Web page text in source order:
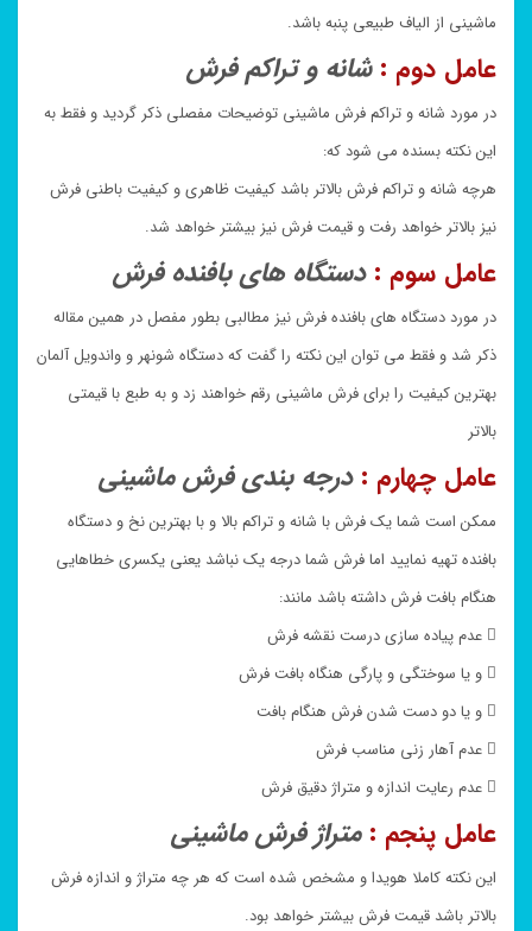
ماشینی از الیاف طبیعی پنبه باشد.
عامل دوم : شانه و تراکم فرش
در مورد شانه و تراکم فرش ماشینی توضیحات مفصلی ذکر گردید و فقط به
این نکته بسنده می شود که:
هرچه شانه و تراکم فرش بالاتر باشد کیفیت ظاهری و کیفیت باطنی فرش
نیز بالاتر خواهد رفت و قیمت فرش نیز بیشتر خواهد شد.
عامل سوم : دستگاه های بافنده فرش
در مورد دستگاه های بافنده فرش نیز مطالبی بطور مفصل در همین مقاله
ذکر شد و فقط می توان این نکته را گفت که دستگاه شونهر و واندویل آلمان
بهترین کیفیت را برای فرش ماشینی رقم خواهند زد و به طبع با قیمتی
بالاتر
عامل چهارم : درجه بندی فرش ماشینی
ممکن است شما یک فرش با شانه و تراکم بالا و با بهترین نخ و دستگاه
بافنده تهیه نمایید اما فرش شما درجه یک نباشد یعنی یکسری خطاهایی
هنگام بافت فرش داشته باشد مانند:
 عدم پیاده سازی درست نقشه فرش
 و یا سوختگی و پارگی هنگاه بافت فرش
 و یا دو دست شدن فرش هنگام بافت
 عدم آهار زنی مناسب فرش
 عدم رعایت اندازه و متراژ دقیق فرش
عامل پنجم : متراژ فرش ماشینی
این نکته کاملا هویدا و مشخص شده است که هر چه متراژ و اندازه فرش
بالاتر باشد قیمت فرش بیشتر خواهد بود.